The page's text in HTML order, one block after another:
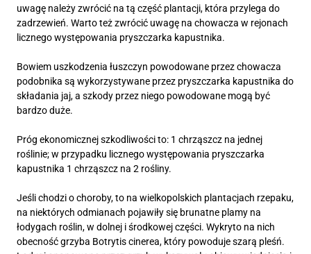
uwagę należy zwrócić na tą część plantacji, która przylega do
zadrzewień. Warto też zwrócić uwagę na chowacza w rejonach
licznego występowania pryszczarka kapustnika.
Bowiem uszkodzenia łuszczyn powodowane przez chowacza
podobnika są wykorzystywane przez pryszczarka kapustnika do
składania jaj, a szkody przez niego powodowane mogą być
bardzo duże.
Próg ekonomicznej szkodliwości to: 1 chrząszcz na jednej
roślinie; w przypadku licznego występowania pryszczarka
kapustnika 1 chrząszcz na 2 rośliny.
Jeśli chodzi o choroby, to na wielkopolskich plantacjach rzepaku,
na niektórych odmianach pojawiły się brunatne plamy na
łodygach roślin, w dolnej i środkowej części. Wykryto na nich
obecność grzyba Botrytis cinerea, który powoduje szarą pleśń.